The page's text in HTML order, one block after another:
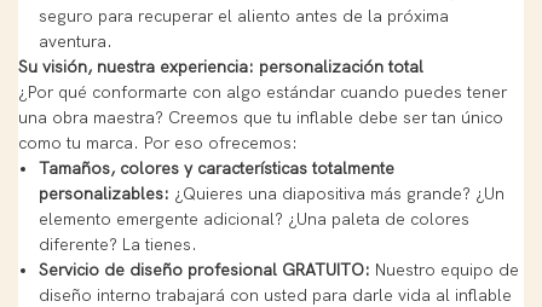
seguro para recuperar el aliento antes de la próxima
aventura.
Su visión, nuestra experiencia: personalización total
¿Por qué conformarte con algo estándar cuando puedes tener
una obra maestra? Creemos que tu inflable debe ser tan único
como tu marca. Por eso ofrecemos:
Tamaños, colores y características totalmente
personalizables: ¿Quieres una diapositiva más grande? ¿Un
elemento emergente adicional? ¿Una paleta de colores
diferente? La tienes.
Servicio de diseño profesional GRATUITO: Nuestro equipo de
diseño interno trabajará con usted para darle vida al inflable